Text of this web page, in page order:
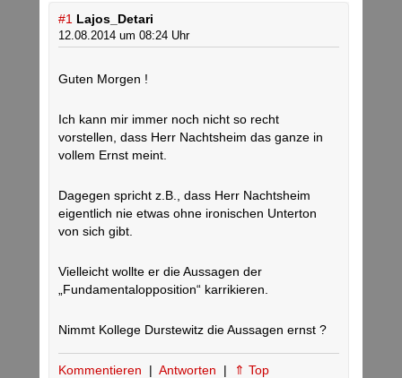
#1 Lajos_Detari
12.08.2014 um 08:24 Uhr
Guten Morgen !
Ich kann mir immer noch nicht so recht
vorstellen, dass Herr Nachtsheim das ganze in
vollem Ernst meint.
Dagegen spricht z.B., dass Herr Nachtsheim
eigentlich nie etwas ohne ironischen Unterton
von sich gibt.
Vielleicht wollte er die Aussagen der
„Fundamentalopposition“ karrikieren.
Nimmt Kollege Durstewitz die Aussagen ernst ?
Kommentieren | Antworten | ⇑ Top